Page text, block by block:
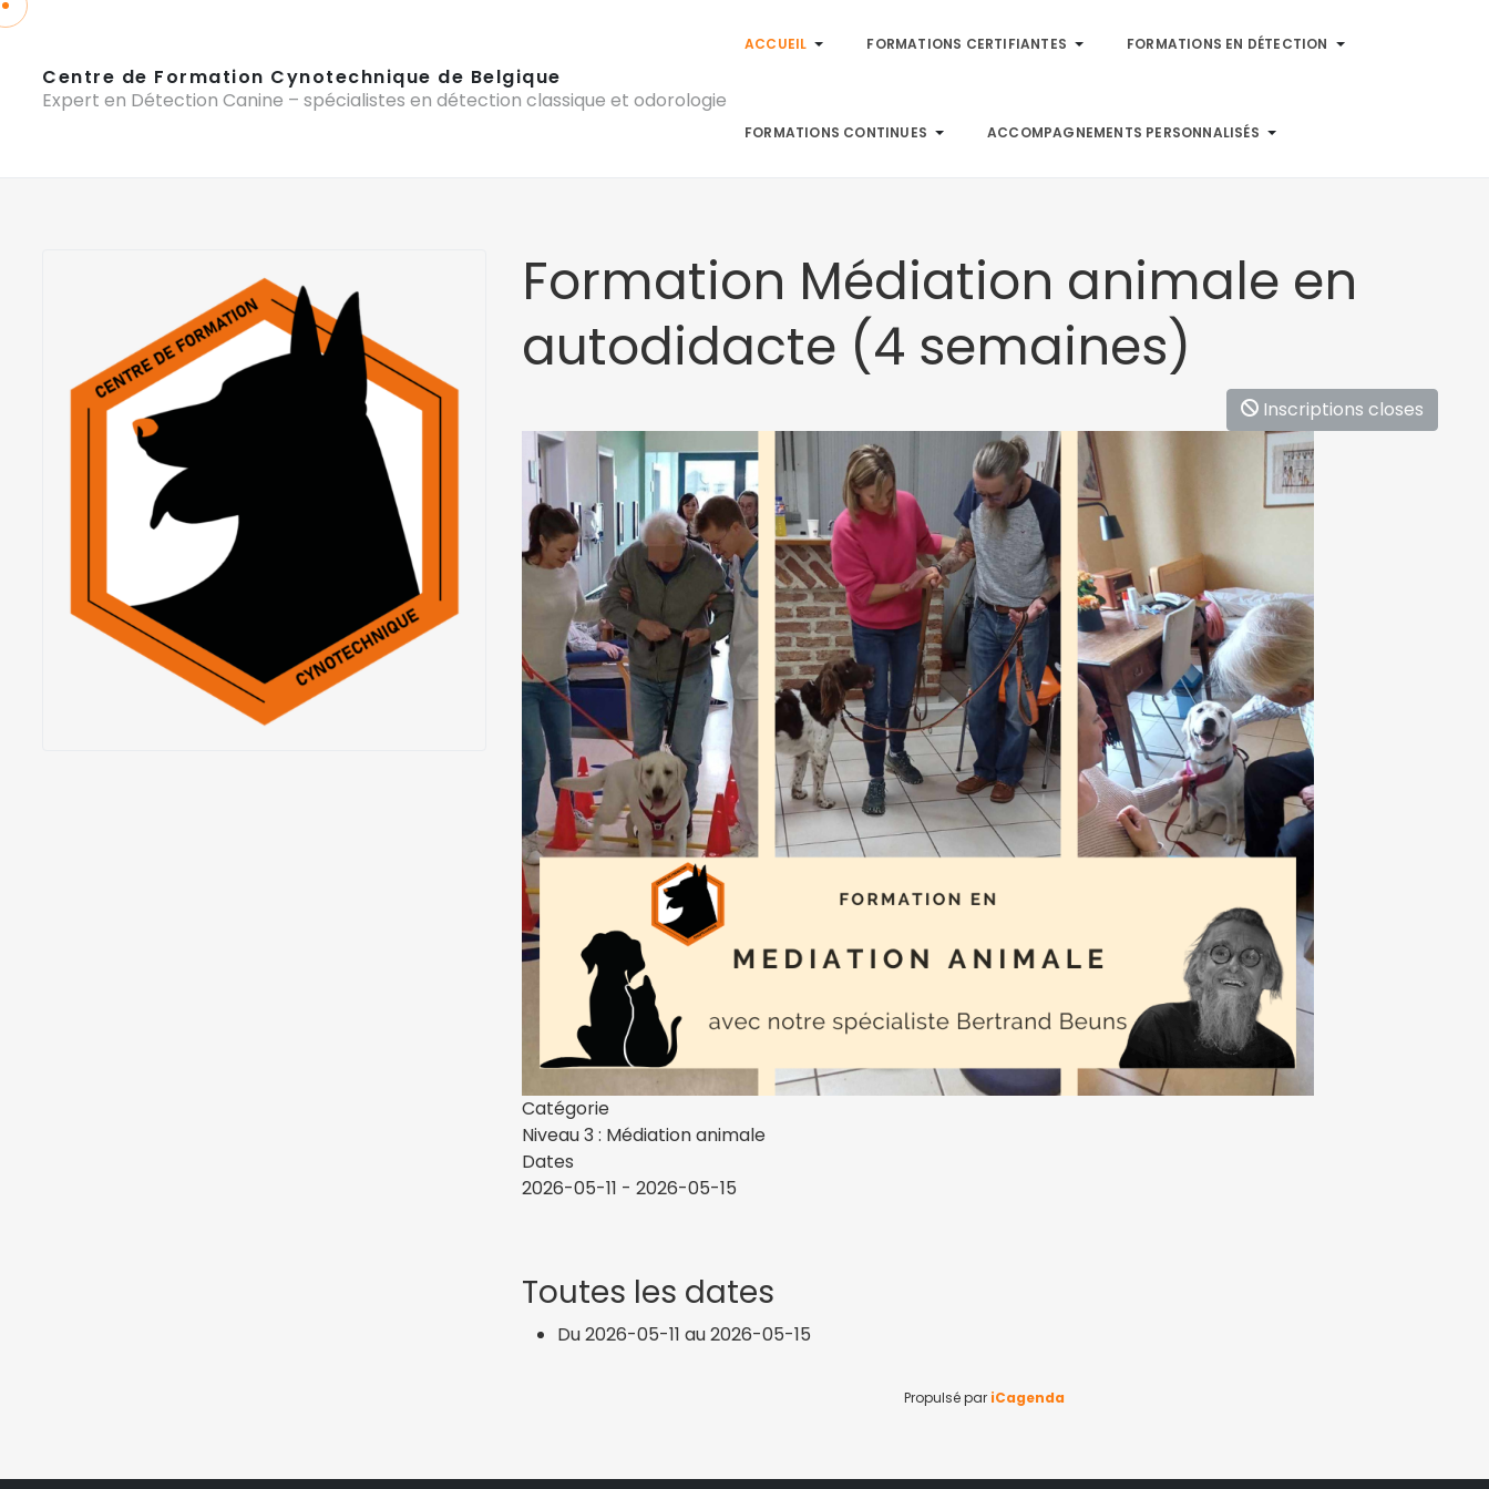
Centre de Formation Cynotechnique de Belgique
Expert en Détection Canine – spécialistes en détection classique et odorologie
ACCUEIL FORMATIONS CERTIFIANTES FORMATIONS EN DÉTECTION
FORMATIONS CONTINUES ACCOMPAGNEMENTS PERSONNALISÉS
Formation Médiation animale en
autodidacte (4 semaines)
Inscriptions closes
Catégorie
Niveau 3 : Médiation animale
Dates
2026-05-11 -2026-05-15
Toutes les dates
Du2026-05-11 au2026-05-15
Propulsé par iCagenda